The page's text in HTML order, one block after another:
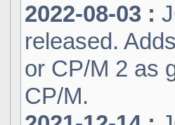
2022-08-03 :
released.
or CP/M 2 as
CP/M.